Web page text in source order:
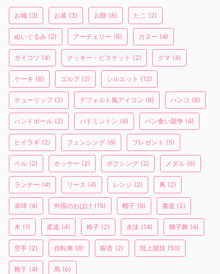
お城 (3) お墓 (3) お餅 (8) たこ (2)
ぬいぐるみ (2) アーチェリー (6) カヌー (4)
ガイコツ (4) クッキー・ビスケット (2) クマ (4)
ケーキ (8) ゴルフ (2) シルエット (12)
チューリップ(2) デフォルト風アイコン (8) ハンコ (8)
ハンドボール (2) バドミントン (4) パン食い競争 (4)
ヒイラギ (2) フェンシング (6) プレゼント (5)
ベル (2) ホッケー (2) ボクシング (2) メダル (6)
ランナー (4) リース (4) レンジ (2) 凧 (2)
卓球 (4) 外国のおばけ (15) 帽子 (9) 書道 (2)
木 (1) 柔道 (4) 椅子 (2) 水泳 (14) 獅子舞 (4)
空手 (2) 自転車 (8) 銀杏 (2) 陸上競技 (50)
靴下 (4) 馬 (6)